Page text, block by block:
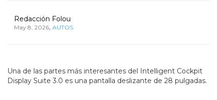
Redacción Folou
May 8, 2026, AUTOS
Una de las partes más interesantes del Intelligent Cockpit
Display Suite 3.0 es una pantalla deslizante de 28 pulgadas.